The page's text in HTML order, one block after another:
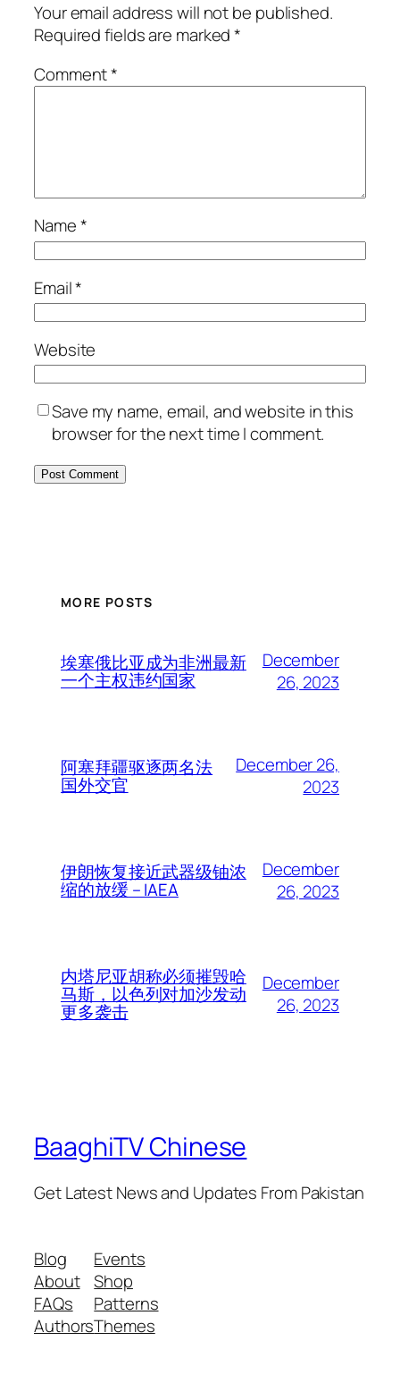
Your email address will not be published.
Required fields are marked*
Comment*
Name*
Email*
Website
Save my name, email, and website in this
browser for the next time I comment.
MORE POSTS
埃塞俄比亚成为非洲最新
一个主权违约国家
December
26, 2023
阿塞拜疆驱逐两名法
国外交官
December 26,
2023
伊朗恢复接近武器级铀浓
缩的放缓 – IAEA
December
26, 2023
内塔尼亚胡称必须摧毁哈
马斯，以色列对加沙发动
更多袭击
December
26, 2023
BaaghiTV Chinese
Get Latest News and Updates From Pakistan
Blog
About
FAQs
Authors
Events
Shop
Patterns
Themes